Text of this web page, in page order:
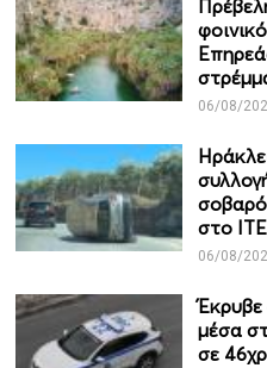
06/08/
σοβαρό
στο ΙΤΕ
06/08/
Έκρυβε
μέσα
σε